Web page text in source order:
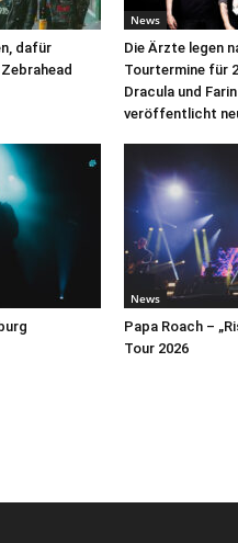
dafür
News
Die Ärzte legen
Tourtermine für
Dracula und
veröffentlicht
News
Papa Roach –
Tour 2026